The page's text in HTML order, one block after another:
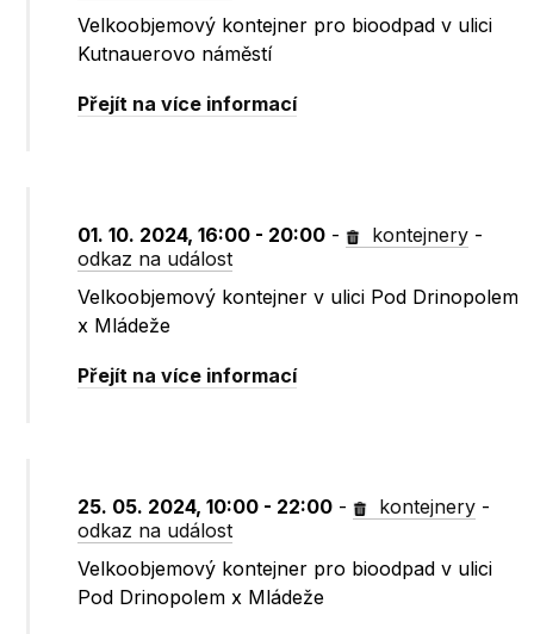
Velkoobjemový kontejner pro bioodpad v ulici
Kutnauerovo náměstí
Přejít na více informací
01. 10. 2024, 16:00 - 20:00 - kontejnery -
odkaz na událost
Velkoobjemový kontejner v ulici Pod Drinopolem
x Mládeže
Přejít na více informací
25. 05. 2024, 10:00 - 22:00 - kontejnery -
odkaz na událost
Velkoobjemový kontejner pro bioodpad v ulici
Pod Drinopolem x Mládeže